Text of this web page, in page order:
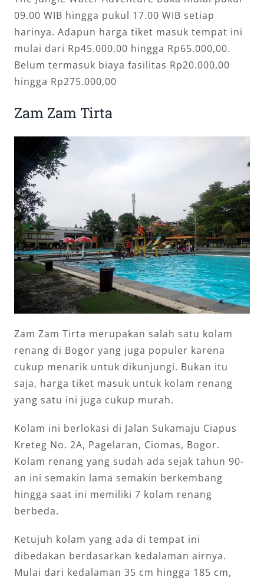
09.00 WIB hingga pukul 17.00 WIB setiap
harinya. Adapun harga tiket masuk tempat ini
mulai dari Rp45.000,00 hingga Rp65.000,00.
Belum termasuk biaya fasilitas Rp20.000,00
hingga Rp275.000,00
Zam Zam Tirta
Zam Zam Tirta merupakan salah satu kolam
renang di Bogor yang juga populer karena
cukup menarik untuk dikunjungi. Bukan itu
saja, harga tiket masuk untuk kolam renang
yang satu ini juga cukup murah.
Kolam ini berlokasi di Jalan Sukamaju Ciapus
Kreteg No. 2A, Pagelaran, Ciomas, Bogor.
Kolam renang yang sudah ada sejak tahun 90-
an ini semakin lama semakin berkembang
hingga saat ini memiliki 7 kolam renang
berbeda.
Ketujuh kolam yang ada di tempat ini
dibedakan berdasarkan kedalaman airnya.
Mulai dari kedalaman 35 cm hingga 185 cm,